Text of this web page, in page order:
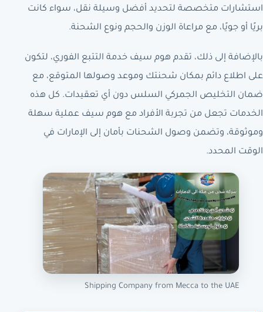
استشارات متخصصة لتحديد أفضل وسيلة نقل، سواء كانت
بريًا أو جويًا، مع مراعاة الوزن والحجم ونوع الشحنة.
بالإضافة إلى ذلك، تقدم هوم سيف خدمة التتبع الفوري، لتكون
على اطلاع دائم بمكان شحنتك وموعد وصولها المتوقع، مع
ضمان التخليص الجمركي السلس دون أي تعقيدات. كل هذه
الخدمات تجعل من تجربة الأفراد مع هوم سيف عملية سهلة
وموثوقة، وتضمن وصول الشحنات بأمان إلى الإمارات في
الوقت المحدد.
Shipping Company from Mecca to the UAE